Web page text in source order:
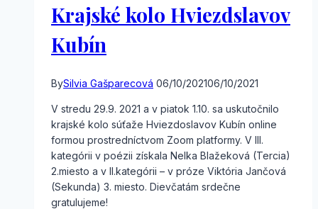
Krajské kolo Hviezdslavov
Kubín
BySilvia Gašparecová 06/10/202106/10/2021
V stredu 29.9. 2021 a v piatok 1.10. sa uskutočnilo
krajské kolo súťaže Hviezdoslavov Kubín online
formou prostredníctvom Zoom platformy. V III.
kategórii v poézii získala Nelka Blažeková (Tercia)
2.miesto a v II.kategórii – v próze Viktória Jančová
(Sekunda) 3. miesto. Dievčatám srdečne
gratulujeme!